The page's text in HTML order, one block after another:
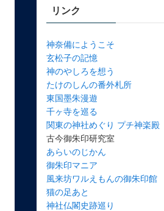
リンク
神奈備にようこそ
玄松子の記憶
神のやしろを想う
たけのしんの番外札所
東国墨朱漫遊
千ヶ寺を巡る
関東の神社めぐり プチ神楽殿
古今御朱印研究室
あらいのじかん
御朱印マニア
風来坊ワルえもんの御朱印館
猫の足あと
神社仏閣史跡巡り